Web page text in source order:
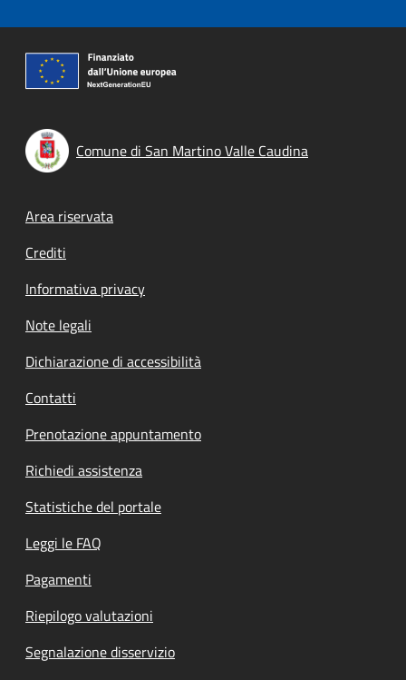
Comune di San Martino Valle Caudina
Footer menu
Area riservata
Crediti
Informativa privacy
Note legali
Dichiarazione di accessibilità
Contatti
Prenotazione appuntamento
Richiedi assistenza
Statistiche del portale
Leggi le FAQ
Pagamenti
Riepilogo valutazioni
Segnalazione disservizio